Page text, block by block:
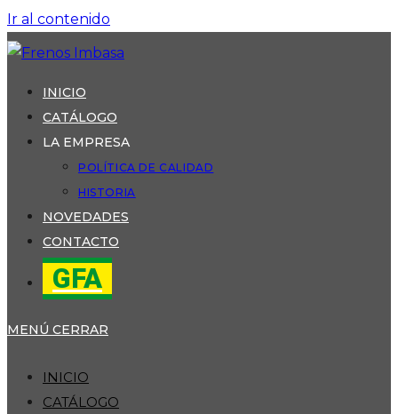
Ir al contenido
INICIO
CATÁLOGO
LA EMPRESA
POLÍTICA DE CALIDAD
HISTORIA
NOVEDADES
CONTACTO
GFA
MENÚ CERRAR
INICIO
CATÁLOGO